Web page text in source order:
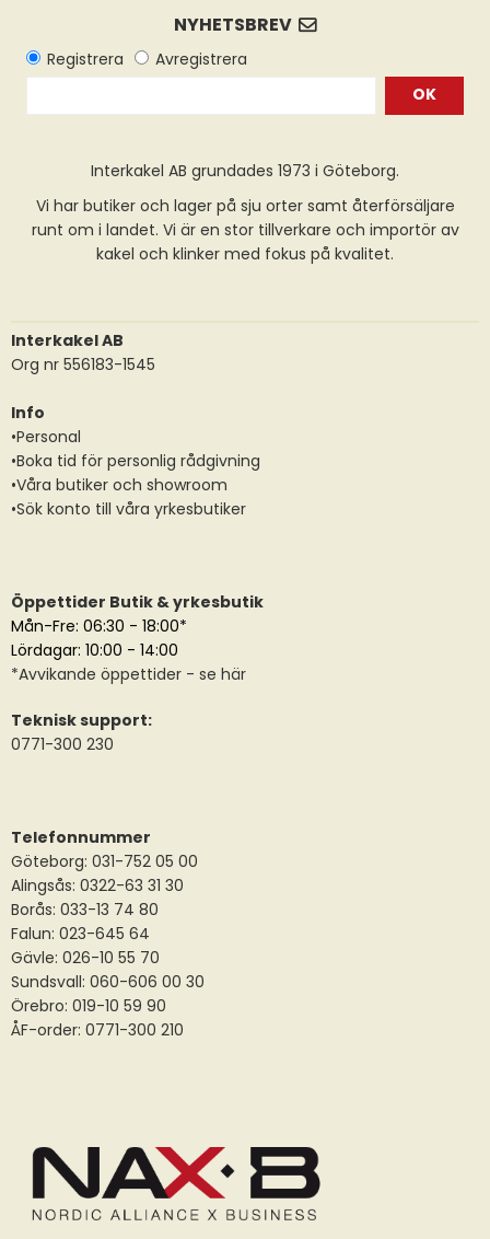
OK
Interkakel AB grundades 1973 i Göteborg.
Vi har butiker och lager på sju orter samt återförsäljare
runt om i landet. Vi är en stor tillverkare och importör av
kakel och klinker med fokus på kvalitet.
Interkakel AB
Org nr 556183-1545
Info
•Personal
•Boka tid för personlig rådgivning
•Våra butiker och showroom
•Sök konto till våra yrkesbutiker
Öppettider Butik & yrkesbutik
Mån-Fre: 06:30 - 18:00*
Lördagar: 10:00 - 14:00
*Avvikande öppettider - se här
Teknisk support:
0771-300 230
Telefonnummer
Göteborg: 031-752 05 00
Alingsås: 0322-63 31 30
Borås: 033-13 74 80
Falun: 023-645 64
Gävle: 026-10 55 70
Sundsvall: 060-606 00 30
Örebro: 019-10 59 90
ÅF-order: 0771-300 210